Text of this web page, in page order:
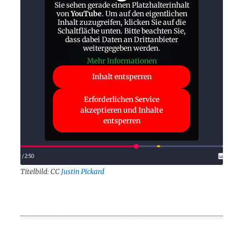
Sie sehen gerade einen Platzhalterinhalt
vonYouTube. Um auf den eigentlichen
Inhalt zuzugreifen, klicken Sie auf die
Schaltfläche unten. Bitte beachten Sie,
dass dabei Daten an Drittanbieter
weitergegeben werden.
Mehr Informationen
Inhalt entsperren
Erforderlichen Service
akzeptieren und Inhalte
entsperren
Titelbild: CC Justin Pickard